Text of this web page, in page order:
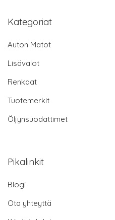
Kategoriat
Auton Matot
Lisävalot
Renkaat
Tuotemerkit
Öljynsuodattimet
Pikalinkit
Blogi
Ota yhteyttä